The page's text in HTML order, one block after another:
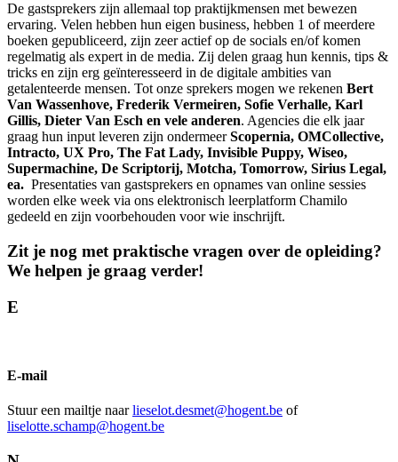
De gastsprekers zijn allemaal top praktijkmensen met bewezen
ervaring. Velen hebben hun eigen business, hebben 1 of meerdere
boeken gepubliceerd, zijn zeer actief op de socials en/of komen
regelmatig als expert in de media. Zij delen graag hun kennis, tips &
tricks en zijn erg geïnteresseerd in de digitale ambities van
getalenteerde mensen. Tot onze sprekers mogen we rekenen Bert
Van Wassenhove, Frederik Vermeiren, Sofie Verhalle, Karl
Gillis, Dieter Van Esch en vele anderen. Agencies die elk jaar
graag hun input leveren zijn ondermeerScopernia, OMCollective,
Intracto, UX Pro, The Fat Lady, Invisible Puppy, Wiseo,
Supermachine, De Scriptorij, Motcha, Tomorrow, Sirius Legal,
ea. Presentaties van gastsprekers en opnames van online sessies
worden elke week via ons elektronisch leerplatform Chamilo
gedeeld en zijn voorbehouden voor wie inschrijft.
Zit je nog met prak­tische vragen over de opleiding?
We helpen je graag verder!
E
E-mail
Stuur een mailtje naarlieselot.desmet@hogent.be of
liselotte.schamp@hogent.be